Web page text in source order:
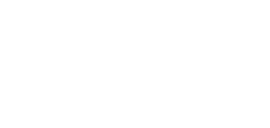
き作成されるも
をご了承くださ
1000ppm以下、
) : 1000ppm、
、
要な手段を講じ